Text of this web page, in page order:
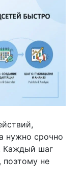
нужно срочно
Каждый шаг
не